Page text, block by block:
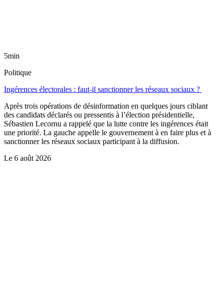
5min
Politique
Ingérences électorales : faut-il sanctionner les réseaux sociaux ?
Après trois opérations de désinformation en quelques jours ciblant
des candidats déclarés ou pressentis à l’élection présidentielle,
Sébastien Lecornu a rappelé que la lutte contre les ingérences était
une priorité. La gauche appelle le gouvernement à en faire plus et à
sanctionner les réseaux sociaux participant à la diffusion.
Le 6 août 2026